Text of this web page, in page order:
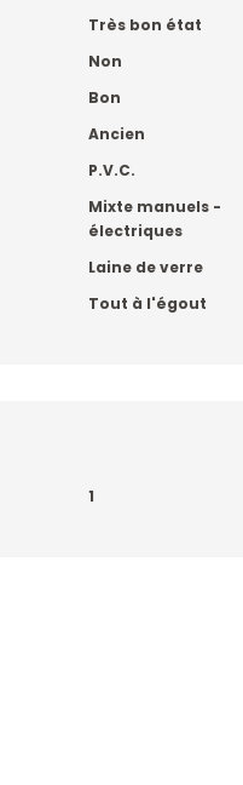
Très bon état
Non
Bon
Ancien
P.V.C.
Mixte manuels -
électriques
Laine de verre
Tout à l'égout
1